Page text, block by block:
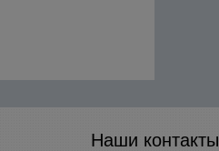
Наши контакты